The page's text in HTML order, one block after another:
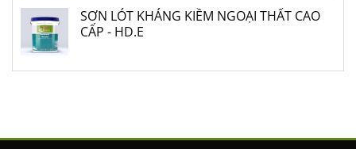
SƠN LÓT KHÁNG KIỀM NGOẠI THẤT CAO
CẤP - HD.E